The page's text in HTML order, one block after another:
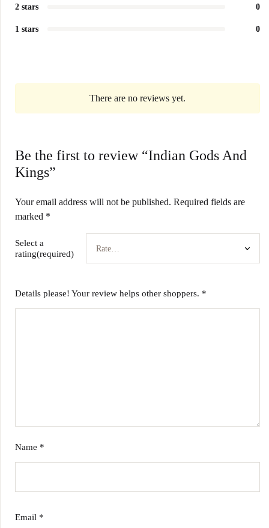
2 stars 0
1 stars 0
There are no reviews yet.
Be the first to review “Indian Gods And
Kings”
Your email address will not be published. Required fields are
marked *
Select a
rating(required)
Details please! Your review helps other shoppers. *
Name *
Email *